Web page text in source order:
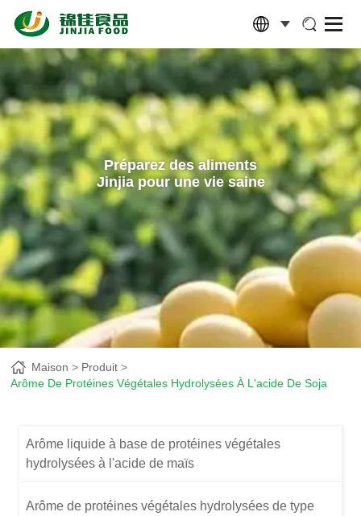
Préparez des aliments
Jinjia pour une vie saine
Maison
Produit
Arôme De Protéines Végétales Hydrolysées À L'acide De Soja
Arôme liquide à base de protéines végétales
hydrolysées à l'acide de maïs
Arôme de protéines végétales hydrolysées de type